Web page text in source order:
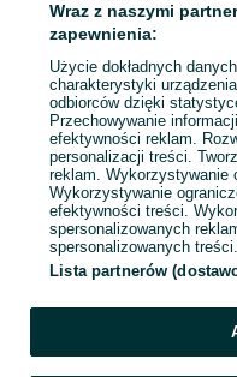
Wraz z naszymi
zapewnienia:
Użycie dokładnych
charakterystyki
odbiorców dzięki
Przechowywanie
efektywności reklam.
personalizacji treści.
reklam. Wykorzystywanie
Wykorzystywanie
efektywności treści.
spersonalizowanych
spersonalizowanych treści.
Lista partnerów